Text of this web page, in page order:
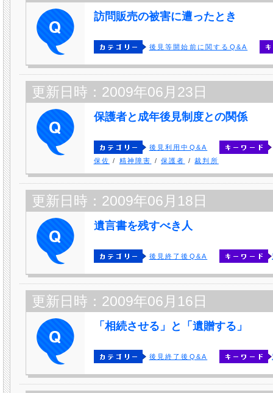
訪問販売の被害に遭ったとき
後見等開始前に関するQ&A
更新日時：2009年06月23日
保護者と成年後見制度との関係
後見利用中Q&A
保佐 / 精神障害 /保護者 /裁判所
更新日時：2009年06月18日
遺言書を残すべき人
後見終了後Q&A
更新日時：2009年06月16日
「相続させる」と「遺贈する」
後見終了後Q&A